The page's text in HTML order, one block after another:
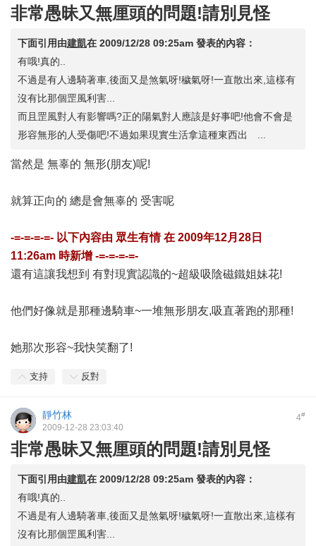
非常愚昧又無厘頭的問題!請別見怪
下面引用由建凱在 2009/12/28 09:25am 發表的內容：
有哦!真的..
不過是有人邊騎著車,後面又是煞氣呀!穢氣呀!一直散出來,這樣有
沒有比那個罡風利害...
而且罡風對人有影響嗎?正的陽氣對人應該是好事吧!他會不會是
形容無形的人受傷吧!不過如果現實生活拿這種東西出 ...
當然是 無辜的 無形(朋友)呢!
就算正向的 總是會無辜的 受害呢
-=-=-=-=- 以下內容由 眾生有情在 2009年12月28日
11:26am 時新增 -=-=-=-=-
還有這讓我想到 有對現實認識的~超級吸陰磁鐵姐妹花!
他們好像就是那種邊騎車~一堆無形朋友,吸直著跑的那種!
她那次形容~我快笑翻了!
支持 反對
4#
靜竹林
2009-12-28 23:03:40
非常愚昧又無厘頭的問題!請別見怪
下面引用由建凱在 2009/12/28 09:25am 發表的內容：
有哦!真的..
不過是有人邊騎著車,後面又是煞氣呀!穢氣呀!一直散出來,這樣有
沒有比那個罡風利害...